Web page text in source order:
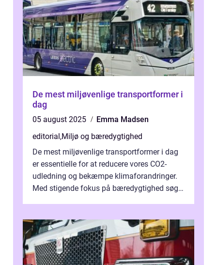
De mest miljøvenlige transportformer i
dag
05 august 2025
Emma Madsen
editorial,Miljø og bæredygtighed
De mest miljøvenlige transportformer i dag
er essentielle for at reducere vores CO2-
udledning og bekæmpe klimaforandringer.
Med stigende fokus på bæredygtighed søger